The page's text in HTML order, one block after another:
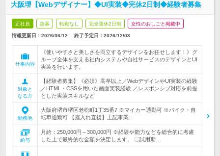
大阪堺【Webデザイナー】◆UI実装◆完休2日制◆経験者募集
正社員 急募 転勤なし 完全週休2日制 女性のおしごと掲載中
情報更新日：2026/06/12 終了予定日： 2026/12/03
仕事内容
《使いやすさと美しさを両立するデザインをお任せします！》グ
ループ全体を支える社内システムや自社サービスのデザインとUI
実装を行います。
対象と
なる方
【経験者募集】《必須》高卒以上／WebデザインやUI実装の経験
／HTML・CSSを用いた画面実装経験 ／レスポンシブ対応を前提
とした実装スキルなど
勤務地
大阪府堺市堺区老松町1丁35番7 ※マイカー通勤可 ※バイク・自
転車通勤可 【雇入れ直後】上記事業…
給与
月給：250,000円～300,000円 ※経験や能力などを総合的に考慮
した上で最終的な金額を決定します。 〇試用期…